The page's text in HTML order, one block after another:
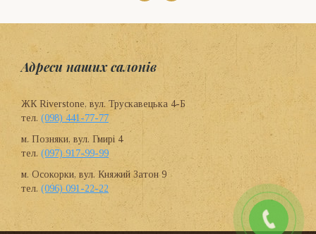
Адреси наших салонів
ЖК Riverstone, вул. Трускавецька 4-Б
тел. (098) 441-77-77
м. Позняки, вул. Гмирі 4
тел. (097) 917-99-99
м. Осокорки, вул. Княжий Затон 9
тел. (096) 091-22-22